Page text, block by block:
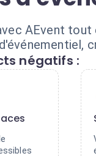
AEvent
négatifs :